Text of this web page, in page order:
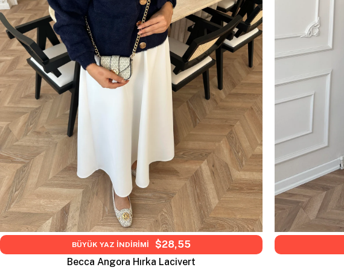
Becca Angora Hırka Lacivert
BÜYÜK YAZ İNDİRİMİ
$28,55